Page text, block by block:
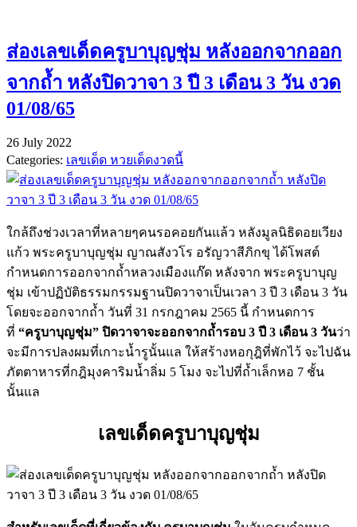
ส่องเลขเด็ดครูบาบุญชุ่ม หลังออกจากออก
จากถ้ำ หลังปิดวาจา 3 ปี 3 เดือน 3 วัน งวด
01/08/65
26 July 2022
Categories: เลขเด็ด หวยเด็ดงวดนี้
ใกล้ถึงช่วงเวลาที่หลายๆคนรอคอยกันแล้ว หลังมูลนิธิดอยเวียง
แก้ว พระครูบาบุญชุ่ม ญาณสังวโร อรัญวาสีภิกขุ ได้โพสต์
กำหนดการออกจากถ้ำหลวงเมืองแก๊ด หลังจาก พระครูบาบุญ
ชุ่ม เข้าปฏิบัติธรรมกรรมฐานปิดวาจาเป็นเวลา 3 ปี 3 เดือน 3 วัน
โดยจะออกจากถ้ำ วันที่ 31 กรกฎาคม 2565 นี้ กำหนดการ
ที่ “ครูบาบุญชุ่ม” ปิดวาจาจะออกจากถ้ำรอบ 3 ปี 3 เดือน 3 วันว่า
จะมีการปลงผมที่เกาะน้ำรูนั้นแล ให้สร้างหอกุฎิที่พักไว้ จะไปฉัน
ภัตตาหารที่กฎิมุงคาริมน้ำลิ่ม 5 โมง จะไปที่ถ้ำเล็กหอ 7 ชั้น
นั้นแล
เลขเด็ดครูบาบุญชุ่ม